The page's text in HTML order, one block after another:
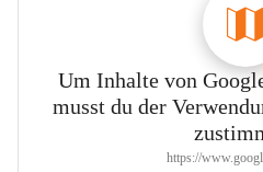
Um Inhalte von
musst du der
https://